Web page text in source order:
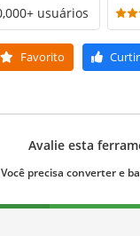
usuários
Favorito Curtir
Avalie esta
Você precisa converter e